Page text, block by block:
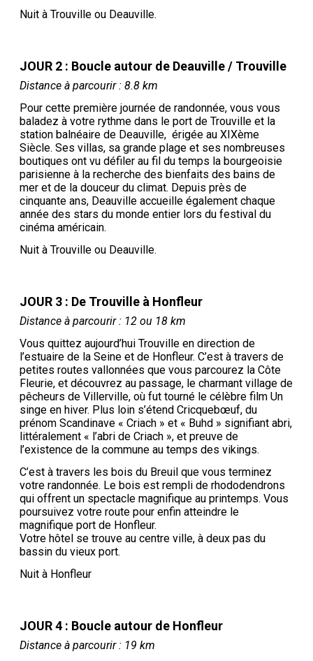
Nuit à Trouville ou Deauville.
JOUR 2 : Boucle autour de Deauville / Trouville
Distance à parcourir : 8.8 km
Pour cette première journée de randonnée, vous vous
baladez à votre rythme dans le port de Trouville et la
station balnéaire de Deauville, érigée au XIXème
Siècle. Ses villas, sa grande plage et ses nombreuses
boutiques ont vu défiler au fil du temps la bourgeoisie
parisienne à la recherche des bienfaits des bains de
mer et de la douceur du climat. Depuis près de
cinquante ans, Deauville accueille également chaque
année des stars du monde entier lors du festival du
cinéma américain.
Nuit à Trouville ou Deauville.
JOUR 3 : De Trouville à Honfleur
Distance à parcourir : 12 ou 18 km
Vous quittez aujourd’hui Trouville en direction de
l’estuaire de la Seine et de Honfleur. C’est à travers de
petites routes vallonnées que vous parcourez la Côte
Fleurie, et découvrez au passage, le charmant village de
pêcheurs de Villerville, où fut tourné le célèbre film Un
singe en hiver. Plus loin s’étend Cricquebœuf, du
prénom Scandinave « Criach » et « Buhd » signifiant abri,
littéralement « l’abri de Criach », et preuve de
l’existence de la commune au temps des vikings.
C’est à travers les bois du Breuil que vous terminez
votre randonnée. Le bois est rempli de rhododendrons
qui offrent un spectacle magnifique au printemps. Vous
poursuivez votre route pour enfin atteindre le
magnifique port de Honfleur.
Votre hôtel se trouve au centre ville, à deux pas du
bassin du vieux port.
Nuit à Honfleur
JOUR 4 : Boucle autour de Honfleur
Distance à parcourir : 19 km